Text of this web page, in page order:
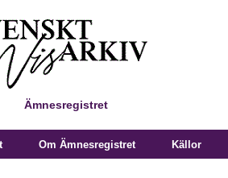
Ämnesregistret
Om Ämnesregistret Källor